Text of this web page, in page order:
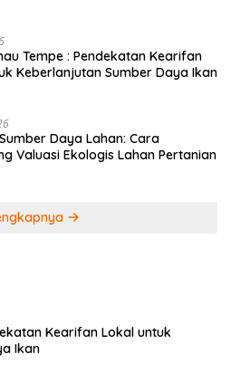
Tempe : Pendekatan Kearifan
Keberlanjutan Sumber Daya Ikan
Daya Lahan: Cara
Valuasi Ekologis Lahan Pertanian
Kearifan Lokal untuk
Ikan